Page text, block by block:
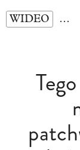
WIDEO …